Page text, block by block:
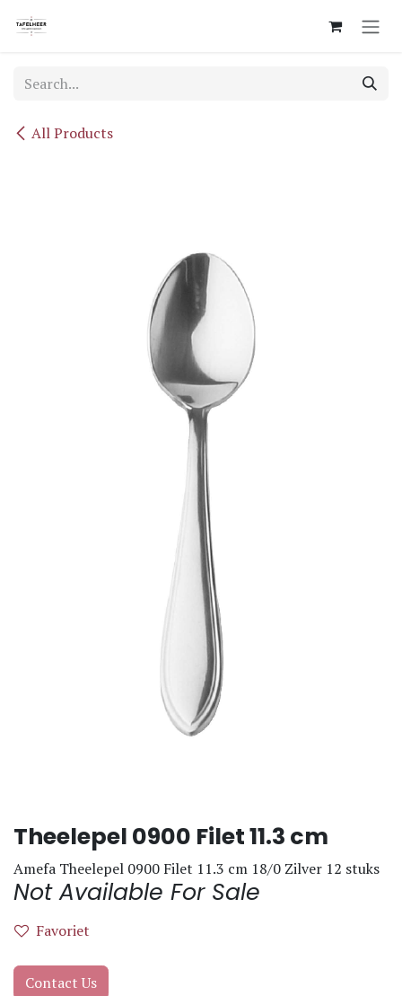
All Products
Theelepel 0900 Filet 11.3 cm
Amefa Theelepel 0900 Filet 11.3 cm 18/0 Zilver 12 stuks
Not Available For Sale
Favoriet
Contact Us